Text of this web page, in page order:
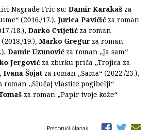
Nagrade Fric su: Damir Karakaš za
(2016./17.), Jurica Pavičić za roman
18.), Darko Cvijetić za roman
19.), Marko Gregur za roman
Damir Uzunović za roman „Ja sam“
Jergović za zbirku priča „Trojica za
Ivana Šojat za roman „Sama“ (2022./23.),
roman „Slučaj vlastite pogibelji“
za roman „Papir tvoje kože“
Preporuči članak